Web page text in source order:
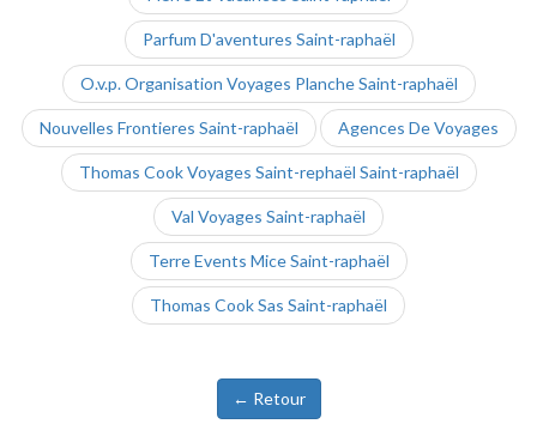
Parfum D'aventures Saint-raphaël
O.v.p. Organisation Voyages Planche Saint-raphaël
Nouvelles Frontieres Saint-raphaël Agences De Voyages
Thomas Cook Voyages Saint-rephaël Saint-raphaël
Val Voyages Saint-raphaël
Terre Events Mice Saint-raphaël
Thomas Cook Sas Saint-raphaël
← Retour